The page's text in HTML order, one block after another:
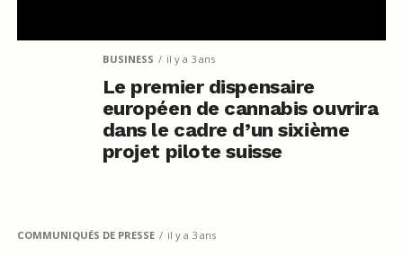
BUSINESS il y a 3 ans
Le premier dispensaire
européen de cannabis ouvrira
dans le cadre d’un sixième
projet pilote suisse
COMMUNIQUÉS DE PRESSE il y a 3 ans